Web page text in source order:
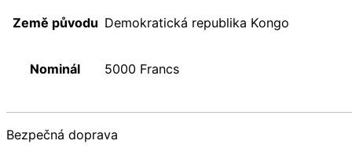
Země původu Demokratická republika Kongo
Nominál 5000 Francs
Bezpečná doprava